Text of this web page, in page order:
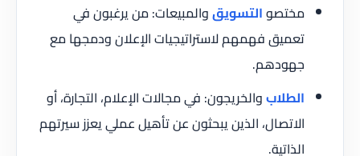
مختصوالتسويقوالمبيعات: من يرغبون في
تعميق فهمهم لاستراتيجيات الإعلان ودمجها مع
جهودهم.
الطلابوالخريجون: في مجالات الإعلام، التجارة، أو
الاتصال، الذين يبحثون عن تأهيل عملي يعزز سيرتهم
الذاتية.